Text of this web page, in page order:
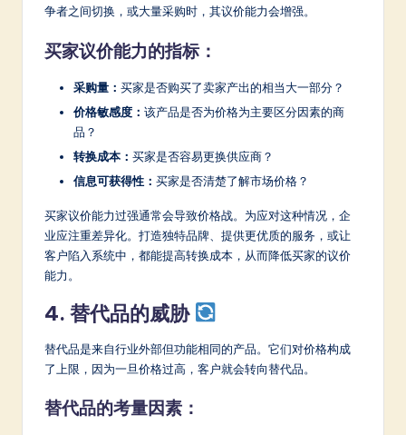
争者之间切换，或大量采购时，其议价能力会增强。
买家议价能力的指标：
采购量： 买家是否购买了卖家产出的相当大一部分？
价格敏感度： 该产品是否为价格为主要区分因素的商
品？
转换成本： 买家是否容易更换供应商？
信息可获得性： 买家是否清楚了解市场价格？
买家议价能力过强通常会导致价格战。为应对这种情况，企
业应注重差异化。打造独特品牌、提供更优质的服务，或让
客户陷入系统中，都能提高转换成本，从而降低买家的议价
能力。
4. 替代品的威胁
替代品是来自行业外部但功能相同的产品。它们对价格构成
了上限，因为一旦价格过高，客户就会转向替代品。
替代品的考量因素：